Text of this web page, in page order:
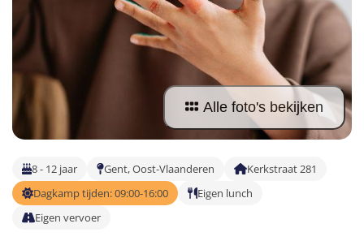
Nederland
Buitenland
Surfkampen Buitenland
Surfkampen 18+
Taalvakanties Duits
Taalvakanties Italiaans
Alle foto's bekijken
8 - 12 jaar Gent, Oost-Vlaanderen
Kerkstraat 281
Dagkamp tijden: 09:00-16:00
Eigen lunch
Eigen vervoer